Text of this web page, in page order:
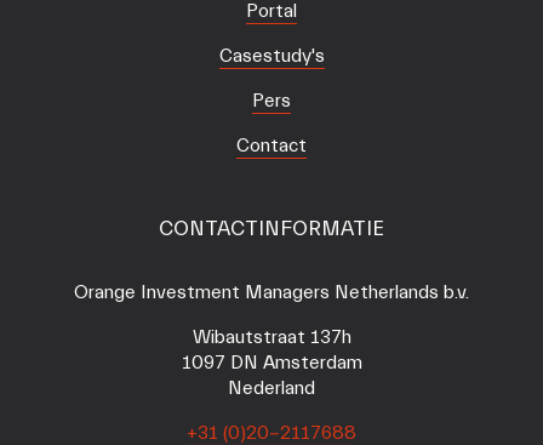
Portal
Casestudy's
Pers
Contact
CONTACTINFORMATIE
Orange Investment Managers Netherlands b.v.
Wibautstraat 137h
1097 DN Amsterdam
Nederland
+31 (0)20-2117688